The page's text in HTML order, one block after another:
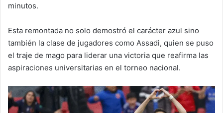
minutos.
Esta remontada no solo demostró el carácter azul sino
también la clase de jugadores como Assadi, quien se puso
el traje de mago para liderar una victoria que reafirma las
aspiraciones universitarias en el torneo nacional.